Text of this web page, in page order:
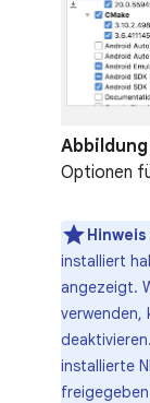
Abbildung
Optionen
Hinweis
installiert
angezeigt.
verwenden,
installierte